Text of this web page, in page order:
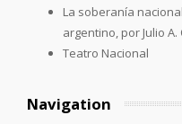
La soberanía
argentino, por Julio
Teatro Nacional
Navigation